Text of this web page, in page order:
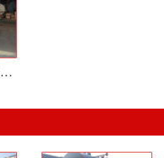
WDR型卧式电加热蒸汽锅炉